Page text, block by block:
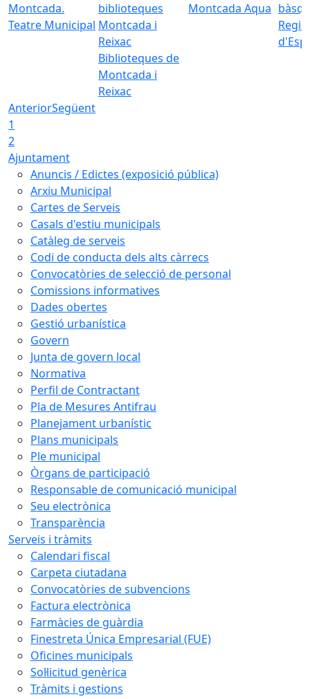
Teatre Municipal
Biblioteques de
Montcada i
Reixac
Montcada Aqua
AnteriorSegüent
1
2
Ajuntament
Anuncis / Edictes (exposició pública)
Arxiu Municipal
Cartes de Serveis
Casals d'estiu municipals
Catàleg de serveis
Codi de conducta dels alts càrrecs
Convocatòries de selecció de personal
Comissions informatives
Dades obertes
Gestió urbanística
Govern
Junta de govern local
Normativa
Perfil de Contractant
Pla de Mesures Antifrau
Planejament urbanístic
Plans municipals
Ple municipal
Òrgans de participació
Responsable de comunicació municipal
Seu electrònica
Transparència
Serveis i tràmits
Calendari fiscal
Carpeta ciutadana
Convocatòries de subvencions
Factura electrònica
Farmàcies de guàrdia
Finestreta Única Empresarial (FUE)
Oficines municipals
Sol·licitud genèrica
Tràmits i gestions